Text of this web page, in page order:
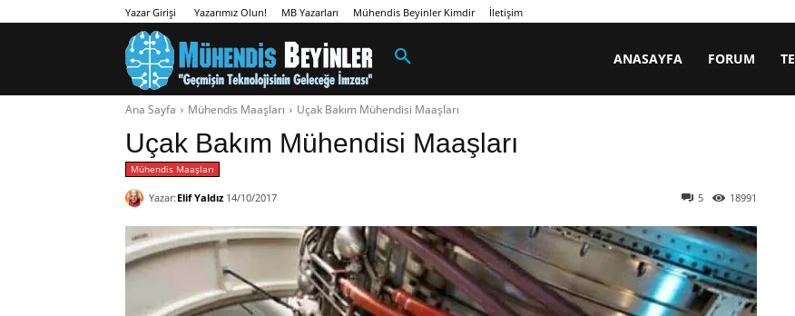
Yazar Girişi Yazarımız Olun! MB Yazarları Mühendis Beyinler Kimdir İletişim
ANASAYFA FORUM
Ana Sayfa Mühendis Maaşları Uçak Bakım Mühendisi Maaşları
Uçak Bakım Mühendisi Maaşları
Mühendis Maaşları
Yazar: Elif Yaldız 14/10/2017 18991
5